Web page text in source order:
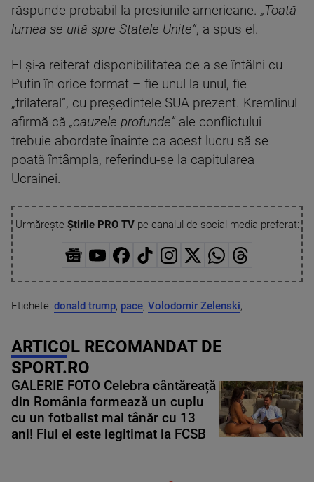
răspunde probabil la presiunile americane. „Toată
lumea se uită spre Statele Unite”, a spus el.
El și-a reiterat disponibilitatea de a se întâlni cu
Putin în orice format – fie unul la unul, fie
„trilateral”, cu președintele SUA prezent. Kremlinul
afirmă că „cauzele profunde” ale conflictului
trebuie abordate înainte ca acest lucru să se
poată întâmpla, referindu-se la capitularea
Ucrainei.
Urmărește Știrile PRO TVpe canalul de social media preferat:
Etichete: donald trump, pace, Volodomir Zelenski,
ARTICOL RECOMANDAT DE
SPORT.RO
GALERIE FOTO Celebra cântăreață
din România formează un cuplu
cu un fotbalist mai tânăr cu 13
ani! Fiul ei este legitimat la FCSB